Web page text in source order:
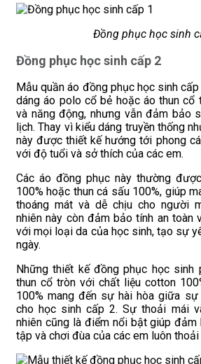
Đồng phục học sinh
Đồng phục học sinh cấp 2
Mẫu quần áo đồng phục học sinh
dáng áo polo cổ bẻ hoặc áo thun cổ
và năng động, nhưng vẫn đảm bảo
lịch. Thay vì kiểu dáng truyền thống
này được thiết kế hướng tới phong
với độ tuổi và sở thích của các em.
Các áo đồng phục này thường
100% hoặc thun cá sấu 100%, giúp
thoáng mát và dễ chịu cho người
nhiên này còn đảm bảo tính an toàn
với mọi loại da của học sinh, tạo sự
ngày.
Những thiết kế đồng phục học
thun cổ tròn với chất liệu cotton
100% mang đến sự hài hòa giữa
cho học sinh cấp 2. Sự thoải mái
nhiên cũng là điểm nổi bật giúp
tập và chơi đùa của các em luôn thoải